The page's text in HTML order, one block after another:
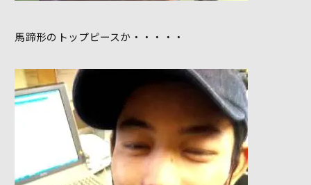
馬蹄形のトップピースか・・・・・